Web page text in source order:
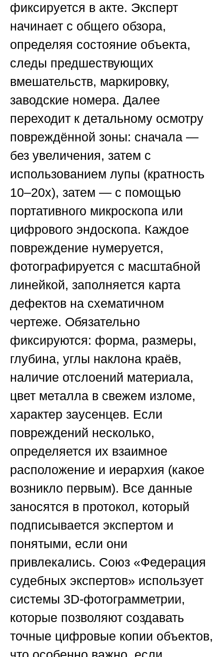
фиксируется в акте. Эксперт
начинает с общего обзора,
определяя состояние объекта,
следы предшествующих
вмешательств, маркировку,
заводские номера. Далее
переходит к детальному осмотру
повреждённой зоны: сначала —
без увеличения, затем с
использованием лупы (кратность
10–20х), затем — с помощью
портативного микроскопа или
цифрового эндоскопа. Каждое
повреждение нумеруется,
фотографируется с масштабной
линейкой, заполняется карта
дефектов на схематичном
чертеже. Обязательно
фиксируются: форма, размеры,
глубина, углы наклона краёв,
наличие отслоений материала,
цвет металла в свежем изломе,
характер заусенцев. Если
повреждений несколько,
определяется их взаимное
расположение и иерархия (какое
возникло первым). Все данные
заносятся в протокол, который
подписывается экспертом и
понятыми, если они
привлекались. Союз «Федерация
судебных экспертов» использует
системы 3D-фотограмметрии,
которые позволяют создавать
точные цифровые копии объектов,